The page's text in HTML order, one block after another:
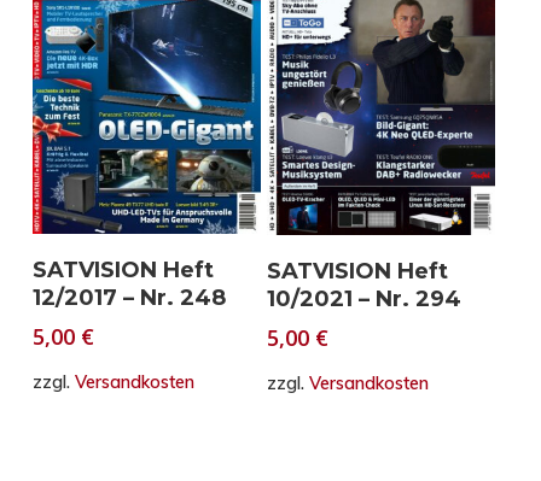
In den Warenkorb
SATVISION Heft
12/2017 – Nr. 248
5,00 €
zzgl. Versandkosten
In den Warenkorb
SATVISION Heft
10/2021 – Nr. 294
5,00 €
zzgl.Versandkosten